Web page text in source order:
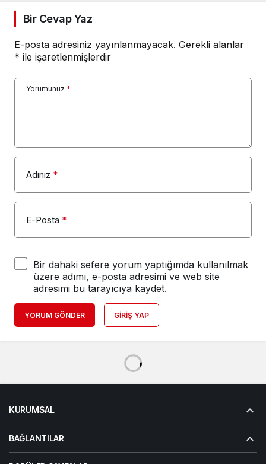
Bir Cevap Yaz
E-posta adresiniz yayınlanmayacak. Gerekli alanlar
* ile işaretlenmişlerdir
Yorumunuz *
Adınız *
E-Posta *
Bir dahaki sefere yorum yaptığımda kullanılmak
üzere adımı, e-posta adresimi ve web site
adresimi bu tarayıcıya kaydet.
YORUM GÖNDER GIRIŞ YAP
KURUMSAL
BAĞLANTILAR